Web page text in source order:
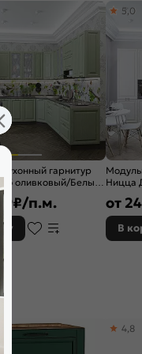
кухонный гарнитур
оливковый/Белый
₽/п.м.
Ницца
5,0
от
В
4,8